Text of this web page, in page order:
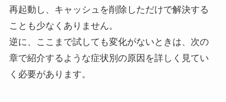
再起動し、キャッシュを削除しただけで解決する
ことも少なくありません。
逆に、ここまで試しても変化がないときは、次の
章で紹介するような症状別の原因を詳しく見てい
く必要があります。